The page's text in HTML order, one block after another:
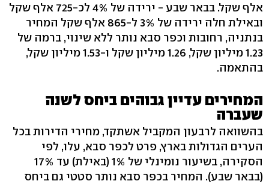
אלף שקל. בבאר שבע - ירידה של 4% לכ-725 אלף שקל
ובאילת חלה ירידה של 3% ל-865 אלף שקל המחיר
בנתניה, רחובות וכפר סבא נותר ללא שינוי, ברמה של
1.23 מיליון שקל, 1.26 מיליון שקל ו-1.53 מיליון שקל,
בהתאמה.
המחירים עדיין גבוהים ביחס לשנה
שעברה
בהשוואה לרבעון המקביל אשתקד, מחירי הדירות בכל
הערים הגדולות בארץ, פרט לכפר סבא, עלו, לפי
הסקירה, בשיעור נומינלי של 1% (באילת) עד 17%
(בבאר שבע). המחיר בכפר סבא נותר סטטי גם ביחס